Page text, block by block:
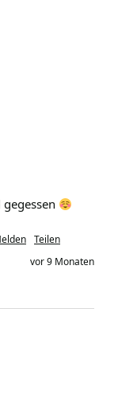
Teilen
vor 9 Monaten